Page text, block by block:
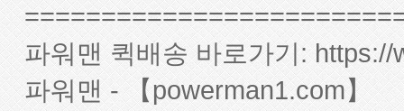
파워맨 퀵배송 바로가기: https://
파워맨 - 【powerman1.com】